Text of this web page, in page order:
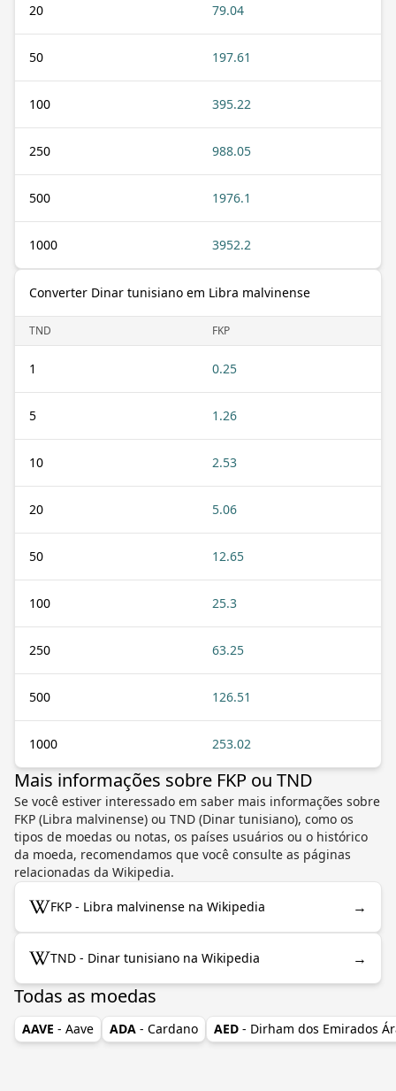
20 79.04
50 197.61
100 395.22
250 988.05
500 1976.1
1000 3952.2
Converter Dinar tunisiano em Libra malvinense
TND FKP
1 0.25
5 1.26
10 2.53
20 5.06
50 12.65
100 25.3
250 63.25
500 126.51
1000 253.02
Mais informações sobre FKP ou TND
Se você estiver interessado em saber mais informações sobre
FKP (Libra malvinense) ou TND (Dinar tunisiano), como os
tipos de moedas ou notas, os países usuários ou o histórico
da moeda, recomendamos que você consulte as páginas
relacionadas da Wikipedia.
FKP - Libra malvinense na Wikipedia →
TND - Dinar tunisiano na Wikipedia →
Todas as moedas
AAVE - Aave ADA - Cardano AED - Dirham dos Emirados